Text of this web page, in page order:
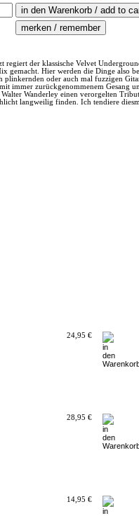
der klassische Velvet
Hier werden die Dinge
oder auch mal fuzzigen
immer zurückgenommenem
Wanderley einen verorgelten
langweilig finden. Ich tendiere
24,95 €
28,95 €
14,95 €